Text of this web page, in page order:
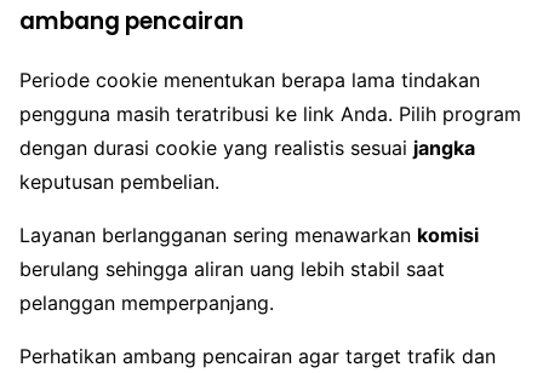
ambang pencairan
Periode cookie menentukan berapa lama tindakan
pengguna masih teratribusi ke link Anda. Pilih program
dengan durasi cookie yang realistis sesuai jangka
keputusan pembelian.
Layanan berlangganan sering menawarkan komisi
berulang sehingga aliran uang lebih stabil saat
pelanggan memperpanjang.
Perhatikan ambang pencairan agar target trafik dan